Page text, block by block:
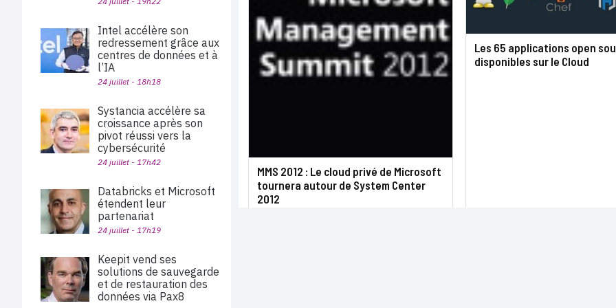
MMS 2012 : Le cloud privé de Microsoft
tournera autour de System Center
2012
Les 65 applications open
disponibles sur le Cloud
Intel accélère son
redressement grâce aux
centres de données et à
l’IA
24 juillet - 18h18
Systancia accélère sa
croissance après son
pivot réussi vers la
cybersécurité
24 juillet - 17h42
Databricks et Microsoft
étendent leur
partenariat
24 juillet - 17h19
Keepit vend ses
solutions de sauvegarde
et de restauration des
données via Pax8